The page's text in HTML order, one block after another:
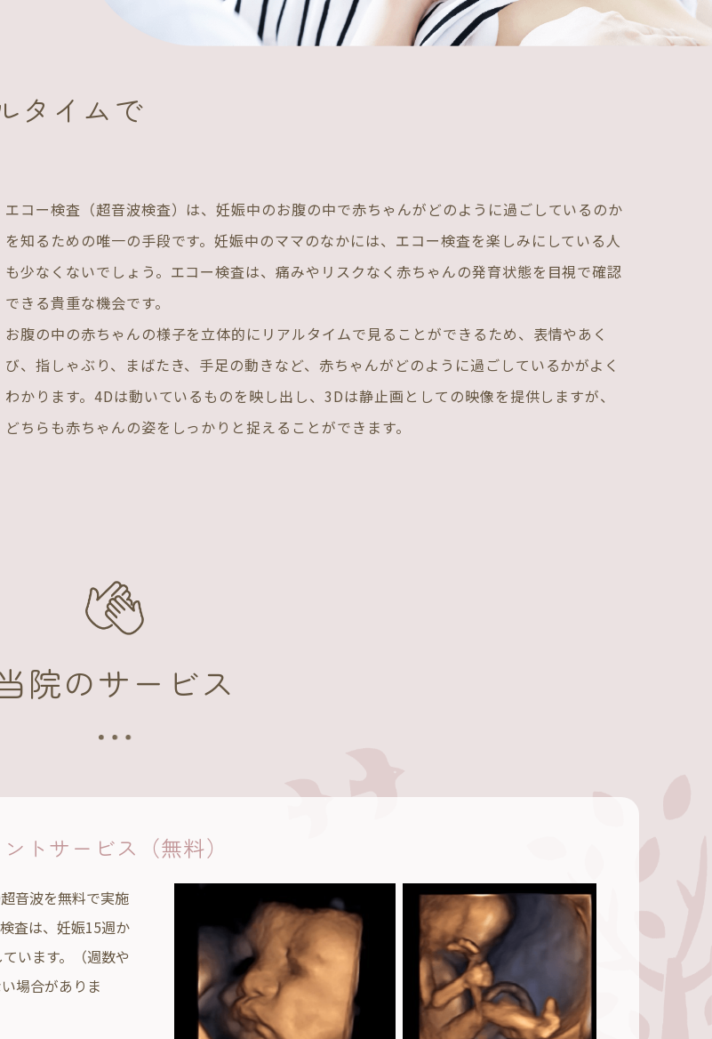
タイムで
エコー検査（超音波検査）は、妊娠中のお腹の中で赤ちゃんがどのように過ごしているのか
を知るための唯一の手段です。妊娠中のママのなかには、エコー検査を楽しみにしている人
も少なくないでしょう。エコー検査は、痛みやリスクなく赤ちゃんの発育状態を目視で確認
できる貴重な機会です。
お腹の中の赤ちゃんの様子を立体的にリアルタイムで見ることができるため、表情やあく
び、指しゃぶり、まばたき、手足の動きなど、赤ちゃんがどのように過ごしているかがよく
わかります。4Dは動いているものを映し出し、3Dは静止画としての映像を提供しますが、
どちらも赤ちゃんの姿をしっかりと捉えることができます。
院のサービス
トサービス（無料）
音波を無料で実施
査は、妊娠15週か
います。（週数や
場合がありま